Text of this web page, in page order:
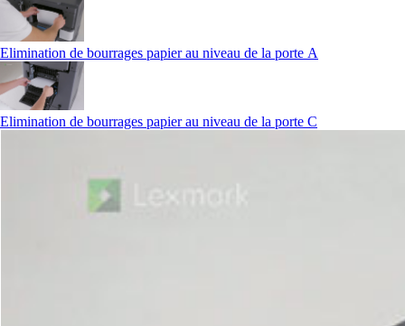
Elimination de bourrages papier au niveau de la porte A
Elimination de bourrages papier au niveau de la porte C